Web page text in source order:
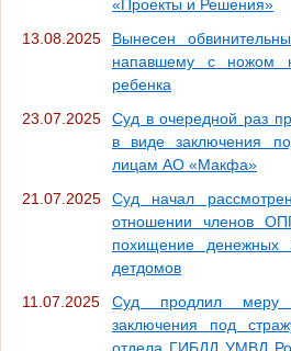
«Проекты и Решения»
13.08.2025
Вынесен
напавшему с ножом
ребенка
23.07.2025
Суд в очередной раз
в виде заключения
лицам АО «Макфа»
21.07.2025
Суд начал
отношении членов
похищение денежных
детдомов
11.07.2025
Суд продлил меру
заключения под